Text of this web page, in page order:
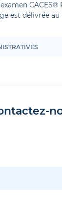
CACES®
est délivrée au